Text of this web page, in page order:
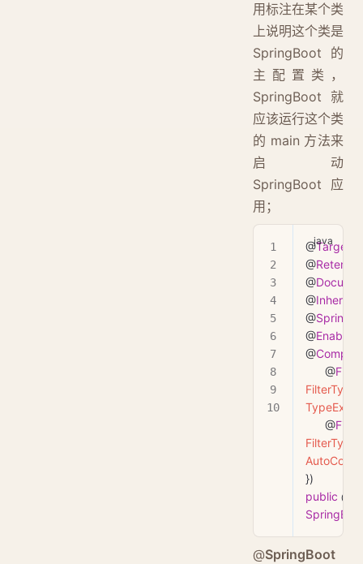
用标注在某个类
上说明这个类是
SpringBoot 的
主配置类，
SpringBoot 就
应该运行这个类
的 main 方法来
启动
SpringBoot 应
用；
@Target
@
@
@Inherited
@
@
@
      @
Filter
FilterType
      @
Filter
FilterType
})
public @
@SpringBoot